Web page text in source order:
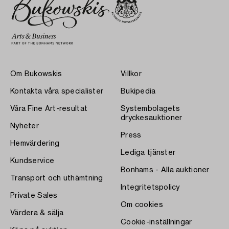
Om Bukowskis
Kontakta våra specialister
Våra Fine Art-resultat
Nyheter
Hemvärdering
Kundservice
Transport och uthämtning
Private Sales
Värdera & sälja
Villkor
Bukipedia
Systembolagets
dryckesauktioner
Press
Lediga tjänster
Bonhams - Alla auktioner
Integritetspolicy
Om cookies
Cookie-inställningar